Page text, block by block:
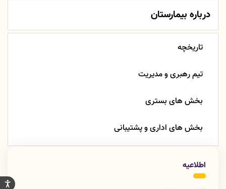
درباره بیمارستان
تاریخچه
تیم رهبری و مدیریت
بخش های بستری
بخش های اداری و پشتیبانی
اطلاعیه